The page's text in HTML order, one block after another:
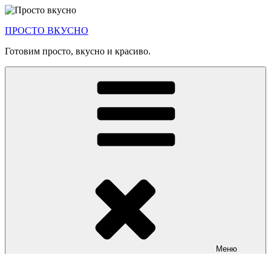
Перейти
содержимому
ПРОСТО ВКУСНО
Готовим просто, вкусно и красиво.
Меню